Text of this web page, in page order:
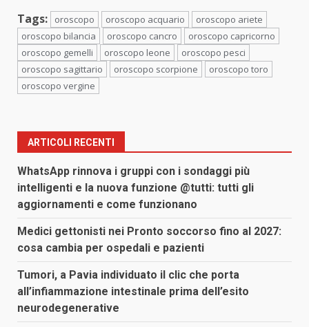
Tags: oroscopo oroscopo acquario
oroscopo ariete
oroscopo bilancia
oroscopo cancro
oroscopo capricorno
oroscopo gemelli
oroscopo leone
oroscopo pesci
oroscopo sagittario
oroscopo scorpione
oroscopo toro
oroscopo vergine
ARTICOLI RECENTI
WhatsApp rinnova i gruppi con i sondaggi più
intelligenti e la nuova funzione @tutti: tutti gli
aggiornamenti e come funzionano
Medici gettonisti nei Pronto soccorso fino al 2027:
cosa cambia per ospedali e pazienti
Tumori, a Pavia individuato il clic che porta
all’infiammazione intestinale prima dell’esito
neurodegenerative